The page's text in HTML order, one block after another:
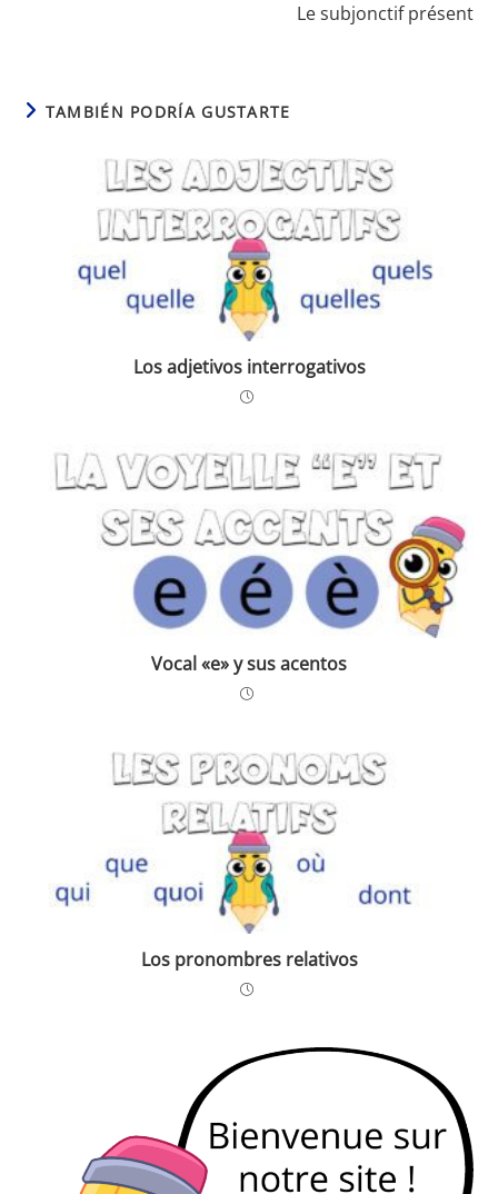
Le subjonctif présent
TAMBIÉN PODRÍA GUSTARTE
Los adjetivos interrogativos
Vocal «e» y sus acentos
Los pronombres relativos